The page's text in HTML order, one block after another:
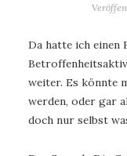
Da hatte ich einen
weiter. Es könnte
werden, oder gar
doch nur selbst